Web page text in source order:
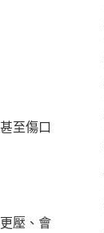
至傷口
壓、會